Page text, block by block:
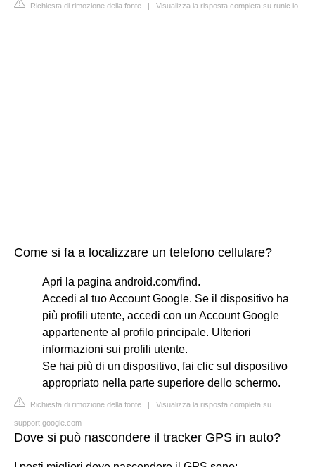
Richiesta di rimozione della fonte | Visualizza la risposta completa su runic.io
Come si fa a localizzare un telefono cellulare?
Apri la pagina android.com/find.
Accedi al tuo Account Google. Se il dispositivo ha
più profili utente, accedi con un Account Google
appartenente al profilo principale. Ulteriori
informazioni sui profili utente.
Se hai più di un dispositivo, fai clic sul dispositivo
appropriato nella parte superiore dello schermo.
Richiesta di rimozione della fonte | Visualizza la risposta completa su
support.google.com
Dove si può nascondere il tracker GPS in auto?